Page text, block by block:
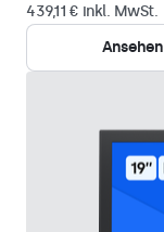
439,11 € inkl. MwSt.
Ansehen